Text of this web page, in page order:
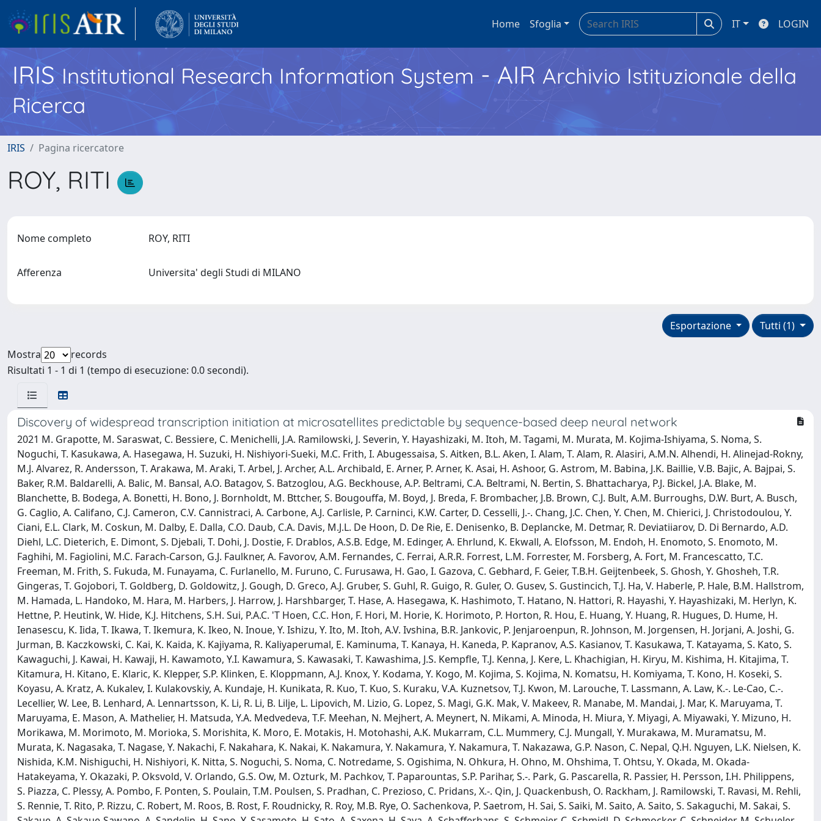
Home Sfoglia IT LOGIN
IRISInstitutional Research Information System - AIR Archivio Istituzionale della
Ricerca
IRIS Pagina ricercatore
ROY, RITI
Nome completo ROY, RITI
Afferenza Universita' degli Studi di MILANO
Tutti (1)
Esportazione
Mostra
records
Risultati 1 - 1 di 1 (tempo di esecuzione: 0.0 secondi).
Discovery of widespread transcription initiation at microsatellites predictable by sequence-based deep neural network
2021 M. Grapotte, M. Saraswat, C. Bessiere, C. Menichelli, J.A. Ramilowski, J. Severin, Y. Hayashizaki, M. Itoh, M. Tagami, M. Murata, M. Kojima-Ishiyama, S. Noma, S.
Noguchi, T. Kasukawa, A. Hasegawa, H. Suzuki, H. Nishiyori-Sueki, M.C. Frith, I. Abugessaisa, S. Aitken, B.L. Aken, I. Alam, T. Alam, R. Alasiri, A.M.N. Alhendi, H. Alinejad-Rokny,
M.J. Alvarez, R. Andersson, T. Arakawa, M. Araki, T. Arbel, J. Archer, A.L. Archibald, E. Arner, P. Arner, K. Asai, H. Ashoor, G. Astrom, M. Babina, J.K. Baillie, V.B. Bajic, A. Bajpai, S.
Baker, R.M. Baldarelli, A. Balic, M. Bansal, A.O. Batagov, S. Batzoglou, A.G. Beckhouse, A.P. Beltrami, C.A. Beltrami, N. Bertin, S. Bhattacharya, P.J. Bickel, J.A. Blake, M.
Blanchette, B. Bodega, A. Bonetti, H. Bono, J. Bornholdt, M. Bttcher, S. Bougouffa, M. Boyd, J. Breda, F. Brombacher, J.B. Brown, C.J. Bult, A.M. Burroughs, D.W. Burt, A. Busch,
G. Caglio, A. Califano, C.J. Cameron, C.V. Cannistraci, A. Carbone, A.J. Carlisle, P. Carninci, K.W. Carter, D. Cesselli, J.-. Chang, J.C. Chen, Y. Chen, M. Chierici, J. Christodoulou, Y.
Ciani, E.L. Clark, M. Coskun, M. Dalby, E. Dalla, C.O. Daub, C.A. Davis, M.J.L. De Hoon, D. De Rie, E. Denisenko, B. Deplancke, M. Detmar, R. Deviatiiarov, D. Di Bernardo, A.D.
Diehl, L.C. Dieterich, E. Dimont, S. Djebali, T. Dohi, J. Dostie, F. Drablos, A.S.B. Edge, M. Edinger, A. Ehrlund, K. Ekwall, A. Elofsson, M. Endoh, H. Enomoto, S. Enomoto, M.
Faghihi, M. Fagiolini, M.C. Farach-Carson, G.J. Faulkner, A. Favorov, A.M. Fernandes, C. Ferrai, A.R.R. Forrest, L.M. Forrester, M. Forsberg, A. Fort, M. Francescatto, T.C.
Freeman, M. Frith, S. Fukuda, M. Funayama, C. Furlanello, M. Furuno, C. Furusawa, H. Gao, I. Gazova, C. Gebhard, F. Geier, T.B.H. Geijtenbeek, S. Ghosh, Y. Ghosheh, T.R.
Gingeras, T. Gojobori, T. Goldberg, D. Goldowitz, J. Gough, D. Greco, A.J. Gruber, S. Guhl, R. Guigo, R. Guler, O. Gusev, S. Gustincich, T.J. Ha, V. Haberle, P. Hale, B.M. Hallstrom,
M. Hamada, L. Handoko, M. Hara, M. Harbers, J. Harrow, J. Harshbarger, T. Hase, A. Hasegawa, K. Hashimoto, T. Hatano, N. Hattori, R. Hayashi, Y. Hayashizaki, M. Herlyn, K.
Hettne, P. Heutink, W. Hide, K.J. Hitchens, S.H. Sui, P.A.C. 'T Hoen, C.C. Hon, F. Hori, M. Horie, K. Horimoto, P. Horton, R. Hou, E. Huang, Y. Huang, R. Hugues, D. Hume, H.
Ienasescu, K. Iida, T. Ikawa, T. Ikemura, K. Ikeo, N. Inoue, Y. Ishizu, Y. Ito, M. Itoh, A.V. Ivshina, B.R. Jankovic, P. Jenjaroenpun, R. Johnson, M. Jorgensen, H. Jorjani, A. Joshi, G.
Jurman, B. Kaczkowski, C. Kai, K. Kaida, K. Kajiyama, R. Kaliyaperumal, E. Kaminuma, T. Kanaya, H. Kaneda, P. Kapranov, A.S. Kasianov, T. Kasukawa, T. Katayama, S. Kato, S.
Kawaguchi, J. Kawai, H. Kawaji, H. Kawamoto, Y.I. Kawamura, S. Kawasaki, T. Kawashima, J.S. Kempfle, T.J. Kenna, J. Kere, L. Khachigian, H. Kiryu, M. Kishima, H. Kitajima, T.
Kitamura, H. Kitano, E. Klaric, K. Klepper, S.P. Klinken, E. Kloppmann, A.J. Knox, Y. Kodama, Y. Kogo, M. Kojima, S. Kojima, N. Komatsu, H. Komiyama, T. Kono, H. Koseki, S.
Koyasu, A. Kratz, A. Kukalev, I. Kulakovskiy, A. Kundaje, H. Kunikata, R. Kuo, T. Kuo, S. Kuraku, V.A. Kuznetsov, T.J. Kwon, M. Larouche, T. Lassmann, A. Law, K.-. Le-Cao, C.-.
Lecellier, W. Lee, B. Lenhard, A. Lennartsson, K. Li, R. Li, B. Lilje, L. Lipovich, M. Lizio, G. Lopez, S. Magi, G.K. Mak, V. Makeev, R. Manabe, M. Mandai, J. Mar, K. Maruyama, T.
Maruyama, E. Mason, A. Mathelier, H. Matsuda, Y.A. Medvedeva, T.F. Meehan, N. Mejhert, A. Meynert, N. Mikami, A. Minoda, H. Miura, Y. Miyagi, A. Miyawaki, Y. Mizuno, H.
Morikawa, M. Morimoto, M. Morioka, S. Morishita, K. Moro, E. Motakis, H. Motohashi, A.K. Mukarram, C.L. Mummery, C.J. Mungall, Y. Murakawa, M. Muramatsu, M.
Murata, K. Nagasaka, T. Nagase, Y. Nakachi, F. Nakahara, K. Nakai, K. Nakamura, Y. Nakamura, Y. Nakamura, T. Nakazawa, G.P. Nason, C. Nepal, Q.H. Nguyen, L.K. Nielsen, K.
Nishida, K.M. Nishiguchi, H. Nishiyori, K. Nitta, S. Noguchi, S. Noma, C. Notredame, S. Ogishima, N. Ohkura, H. Ohno, M. Ohshima, T. Ohtsu, Y. Okada, M. Okada-
Hatakeyama, Y. Okazaki, P. Oksvold, V. Orlando, G.S. Ow, M. Ozturk, M. Pachkov, T. Paparountas, S.P. Parihar, S.-. Park, G. Pascarella, R. Passier, H. Persson, I.H. Philippens,
S. Piazza, C. Plessy, A. Pombo, F. Ponten, S. Poulain, T.M. Poulsen, S. Pradhan, C. Prezioso, C. Pridans, X.-. Qin, J. Quackenbush, O. Rackham, J. Ramilowski, T. Ravasi, M. Rehli,
S. Rennie, T. Rito, P. Rizzu, C. Robert, M. Roos, B. Rost, F. Roudnicky, R. Roy, M.B. Rye, O. Sachenkova, P. Saetrom, H. Sai, S. Saiki, M. Saito, A. Saito, S. Sakaguchi, M. Sakai, S.